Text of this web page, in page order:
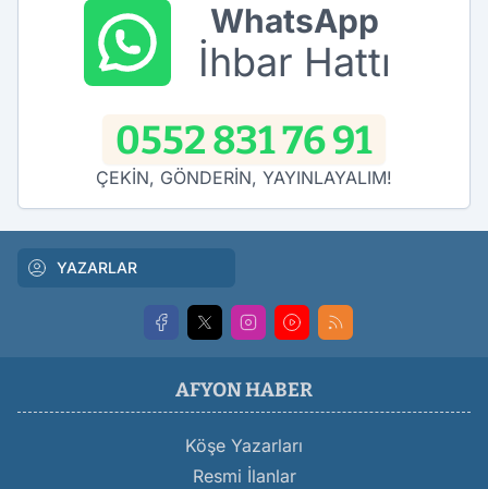
WhatsApp
İhbar Hattı
0552 831 76 91
ÇEKİN, GÖNDERİN, YAYINLAYALIM!
YAZARLAR
AFYON HABER
Köşe Yazarları
Resmi İlanlar